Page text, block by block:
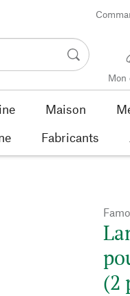
Mon
Maison
Fabricants
(2